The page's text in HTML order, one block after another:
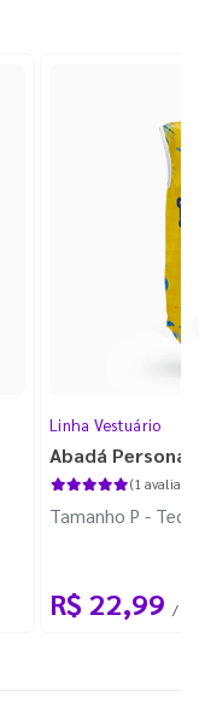
Linha Vestuário
Abadá
(1
Tamanho P -
R$ 22,99 / 1